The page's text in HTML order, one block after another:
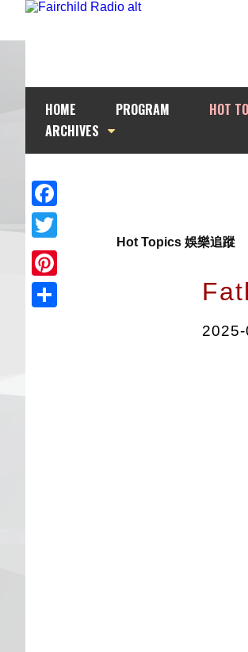
HOME PROGRAM HOT
ARCHIVES
Facebook
Twitter
Pinterest
Hot Topics 娛樂追蹤